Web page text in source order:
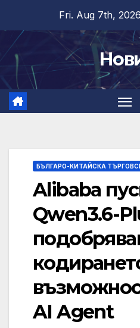
content
Fri. Aug 7th, 2026
БЪЛГАРО-КИТАЙСКА
Alibaba
Qwen3.6-
AI Agent